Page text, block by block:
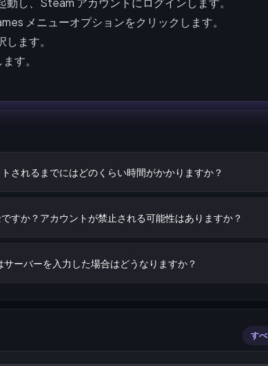
メニューオプションをクリックします。
ます。
す。
されるまでにはどのくらい時間がかかりますか？
すか？アカウントが禁止される可能性はありますか？
サーバーを入力した場合はどうなりますか？
す